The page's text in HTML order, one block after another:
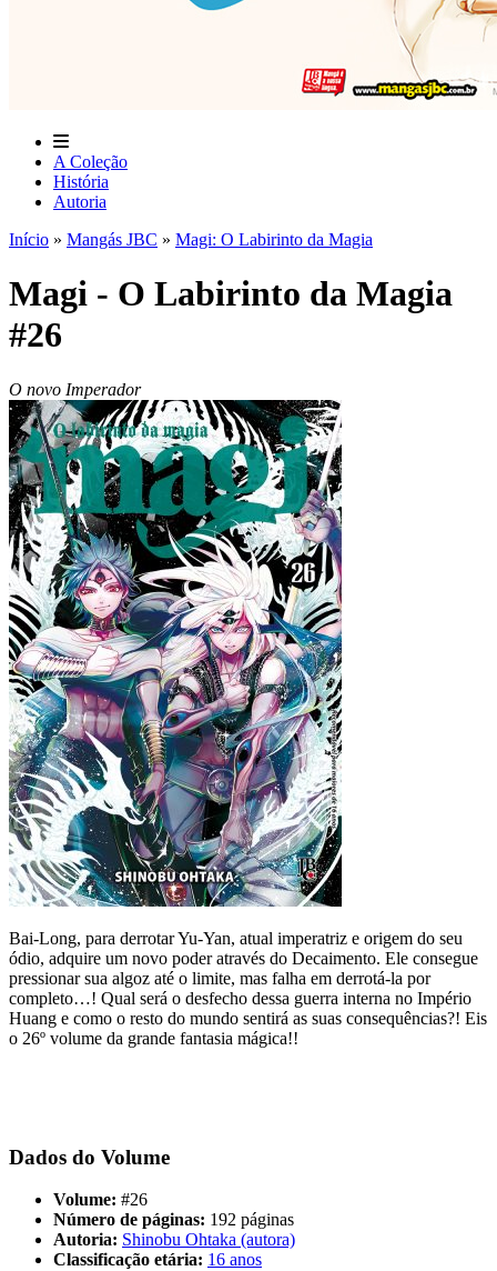
A Coleção
História
Autoria
Início » Mangás JBC » Magi: O Labirinto da Magia
Magi - O Labirinto da Magia
#26
O novo Imperador
Bai-Long, para derrotar Yu-Yan, atual imperatriz e origem do seu
ódio, adquire um novo poder através do Decaimento. Ele consegue
pressionar sua algoz até o limite, mas falha em derrotá-la por
completo…! Qual será o desfecho dessa guerra interna no Império
Huang e como o resto do mundo sentirá as suas consequências?! Eis
o 26º volume da grande fantasia mágica!!
Dados do Volume
Volume: #26
Número de páginas: 192 páginas
Autoria: Shinobu Ohtaka (autora)
Classificação etária: 16 anos